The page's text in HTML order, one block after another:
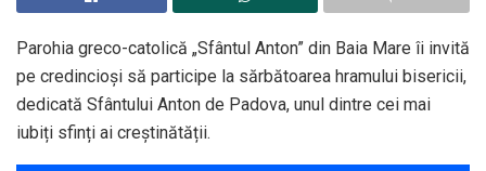
Parohia greco-catolică „Sfântul Anton” din Baia Mare îi invită
pe credincioși să participe la sărbătoarea hramului bisericii,
dedicată Sfântului Anton de Padova, unul dintre cei mai
iubiți sfinți ai creștinătății.